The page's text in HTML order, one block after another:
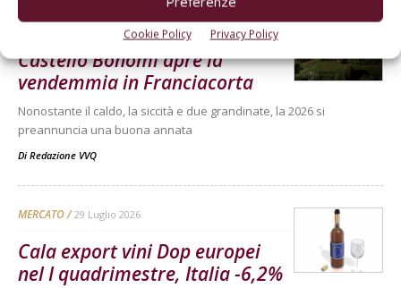
Cookie Policy Privacy Policy
TERRITORI E PRODOTTI 31 Luglio 2026
Castello Bonomi apre la
vendemmia in Franciacorta
Nonostante il caldo, la siccità e due grandinate, la 2026 si
preannuncia una buona annata
Di Redazione VVQ
MERCATO 29 Luglio 2026
Cala export vini Dop europei
nel I quadrimestre, Italia -6,2%